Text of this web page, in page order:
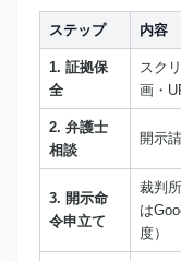
ステップ 内容
1. 証拠保
全
スク
画・
2. 弁護士
相談
開示
3. 開示命
令申立て
裁判
は
度）